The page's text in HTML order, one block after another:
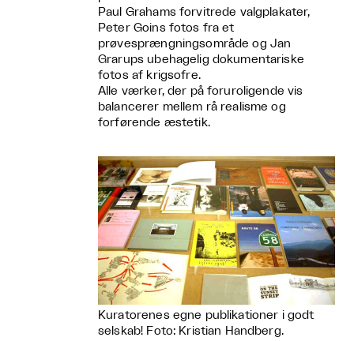
Paul Grahams forvitrede valgplakater,
Peter Goins fotos fra et
prøvesprængningsområde og Jan
Grarups ubehagelig dokumentariske
fotos af krigsofre.
Alle værker, der på foruroligende vis
balancerer mellem rå realisme og
forførende æstetik.
Kuratorenes egne publikationer i godt
selskab! Foto: Kristian Handberg.